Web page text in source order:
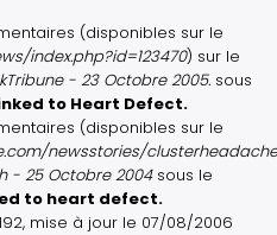
(disponibles sur le
index.php?id=123470) sur le
- 23 Octobre 2005. sous
to Heart Defect.
(disponibles sur le
newsstories/
- 25 Octobre 2004sous le
to heart defect.
mise à jour le 07/08/2006